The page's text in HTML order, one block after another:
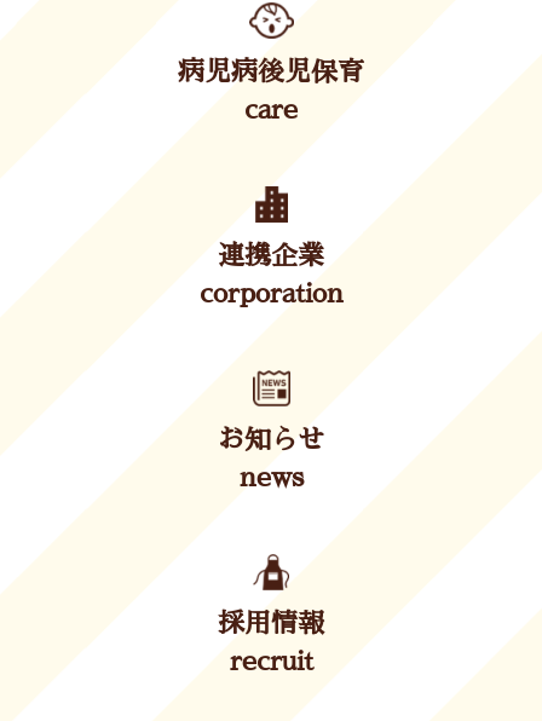
病児病後児保育
care
連携企業
corporation
お知らせ
news
採用情報
recruit